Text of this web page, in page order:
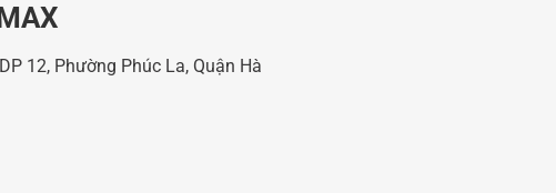
12, Phường Phúc La, Quận Hà